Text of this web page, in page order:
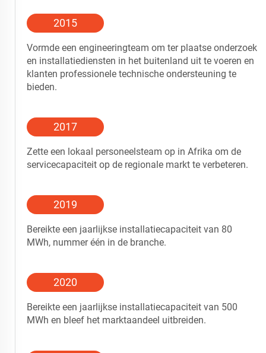
2015
Vormde een engineeringteam om ter plaatse onderzoek
en installatiediensten in het buitenland uit te voeren en
klanten professionele technische ondersteuning te
bieden.
2017
Zette een lokaal personeelsteam op in Afrika om de
servicecapaciteit op de regionale markt te verbeteren.
2019
Bereikte een jaarlijkse installatiecapaciteit van 80
MWh, nummer één in de branche.
2020
Bereikte een jaarlijkse installatiecapaciteit van 500
MWh en bleef het marktaandeel uitbreiden.